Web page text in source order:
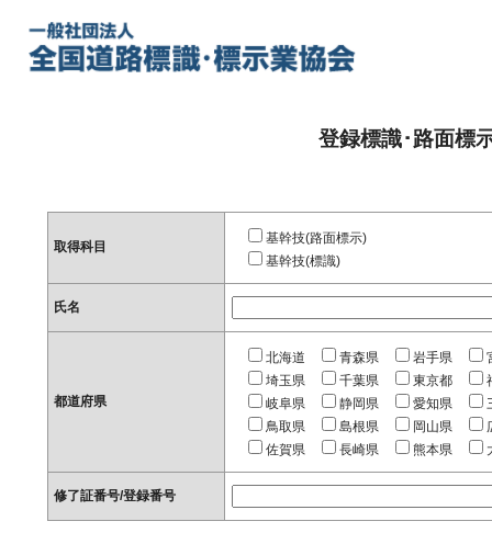
登録標識･路面標
取得科目
基幹技(路面標示)
基幹技(標識)
氏名
都道府県
北海道 青森県 岩手県
埼玉県
千葉県 東京都
岐阜県
静岡県 愛知県
鳥取県
島根県 岡山県
佐賀県
長崎県 熊本県
修了証番号/登録番号